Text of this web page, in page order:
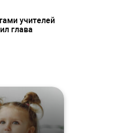
учителей
глава